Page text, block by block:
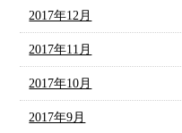
2017年12月
2017年11月
2017年10月
2017年9月